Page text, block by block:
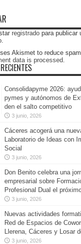
registrado para publicar
Akismet to reduce
data is processed.
Consolidapyme 2026:
pymes y autónomos de
den el salto competitivo
3 junio, 2026
Cáceres acogerá una
Laboratorio de Ideas con
Social
3 junio, 2026
Don Benito celebra una
empresarial sobre
Profesional Dual el
3 junio, 2026
Nuevas actividades
Red de Espacios de
Llerena, Cáceres y Losar
3 junio, 2026